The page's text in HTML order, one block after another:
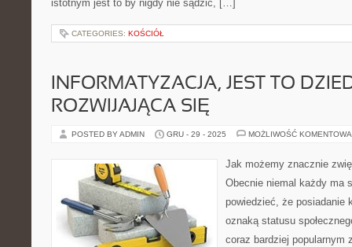
istotnym jest to by nigdy nie sądzić, […]
CATEGORIES: KOŚCIÓŁ
INFORMATYZACJA, JEST TO
ROZWIJAJĄCA SIĘ
POSTED BY ADMIN GRU - 29 - 2025 MOŻLIWOŚĆ
Jak możemy znacznie
Obecnie niemal każdy ma
powiedzieć, że posiadanie
oznaką statusu
coraz bardziej popularnym